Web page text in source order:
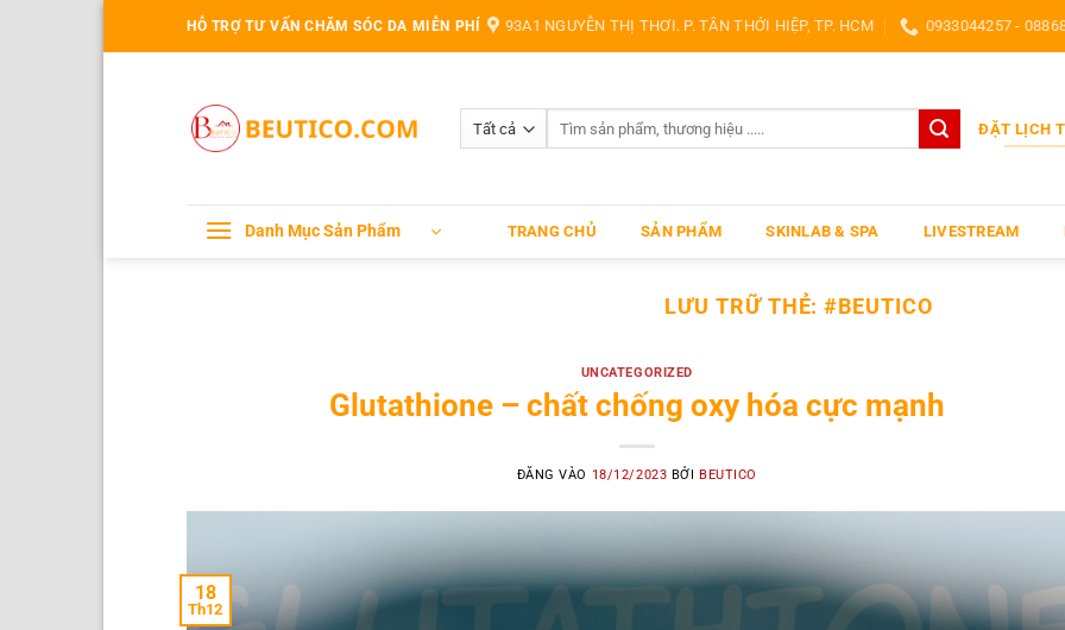
HỖ TRỢ TƯ VẤN CHĂM SÓC DA MIỄN PHÍ 93A1 NGUYỄN THỊ THƠI. P. TÂN THỚI HIỆP, TP. HCM 0933044257 -
ĐẶT LỊCH
Danh Mục Sản Phẩm TRANG CHỦ SẢN PHẨM SKINLAB & SPA LIVESTREAM
LƯU TRỮ THẺ:#BEUTICO
UNCATEGORIZED
Glutathione – chất chống oxy hóa cực mạnh
ĐĂNG VÀO 18/12/2023 BỞIBEUTICO
18
Th12